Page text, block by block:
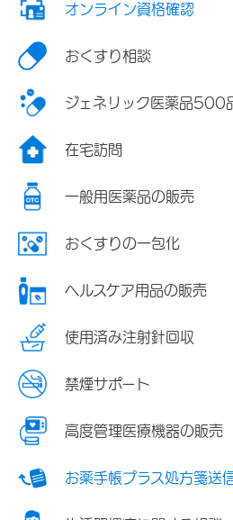
オンライン資格確認
おくすり相談
ジェネリック医薬品500
在宅訪問
一般用医薬品の販売
おくすりの一包化
ヘルスケア用品の販売
使用済み注射針回収
禁煙サポート
高度管理医療機器の販売
お薬手帳プラス処方箋送